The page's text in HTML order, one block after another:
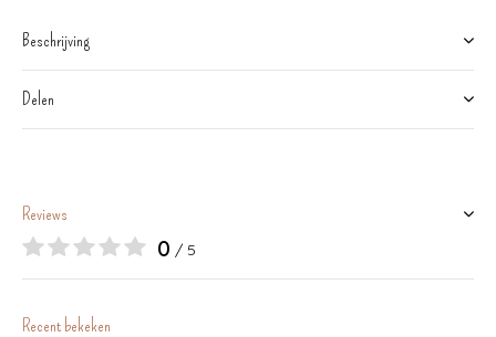
Beschrijving
Delen
Reviews
0 / 5
Recent bekeken